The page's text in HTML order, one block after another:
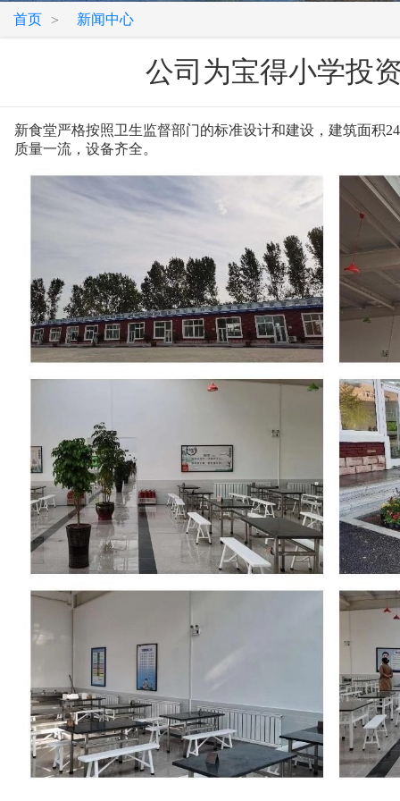
首页 > 新闻中心
公司为宝得小学投
新食堂严格按照卫生监督部门的标准设计和建设，建筑面积
质量一流，设备齐全。